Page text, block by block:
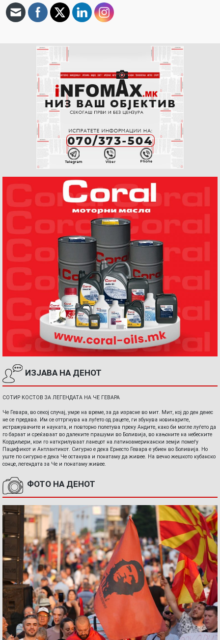
ИЗЈАВА НА ДЕНОТ
СОТИР КОСТОВ ЗА ЛЕГЕНДАТА НА ЧЕ ГЕВАРА
Че Гевара, во секој случај, умре на време, за да израсне во мит. Мит, кој до ден денес
не се предава. Им се оттргнува на луѓето од рацете, ги збунува новинарите,
истражувачите и науката, и повторно полетува преку Андите, како би могле луѓето да
го бараат и среќаваат во далеките прашуми во Боливија, во кањоните на небеските
Кордиљери, кои го наткрилуваат ланецот на латиноамерикански земји помеѓу
Пацификот и Антлантикот. Сигурно е дека Ернесто Гевара е убиен во Боливија. Но
уште по сигурно е дека Че останува и понатаму да живее. На вечно жешкото кубанско
сонце, легендата за Че и понатаму живее.
ФОТО НА ДЕНОТ